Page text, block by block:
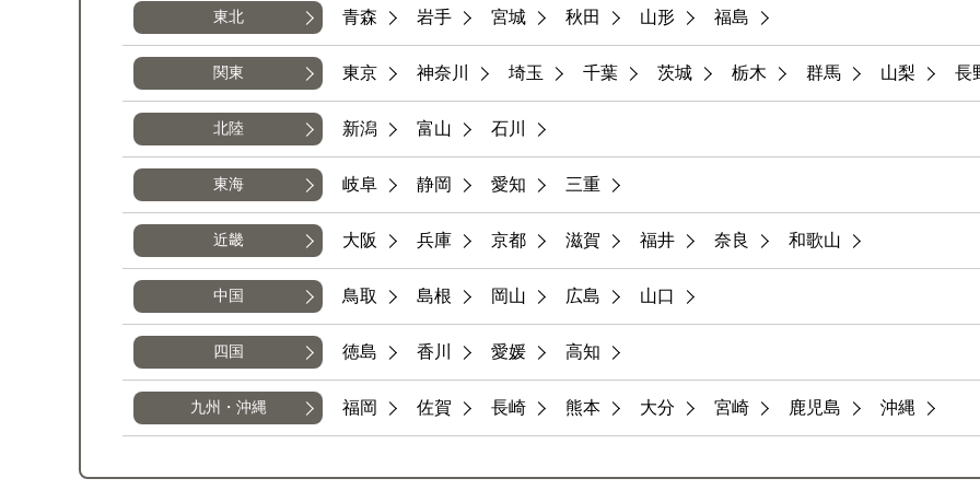
東北 青森 岩手 宮城 秋田 山形 福島
関東 東京 神奈川 埼玉 千葉 茨城 栃木 群馬 山梨 長
北陸 新潟 富山 石川
東海 岐阜 静岡 愛知 三重
近畿 大阪 兵庫 京都 滋賀 福井 奈良 和歌山
中国 鳥取 島根 岡山 広島 山口
四国 徳島 香川 愛媛 高知
九州・沖縄 福岡 佐賀 長崎 熊本 大分 宮崎 鹿児島 沖縄